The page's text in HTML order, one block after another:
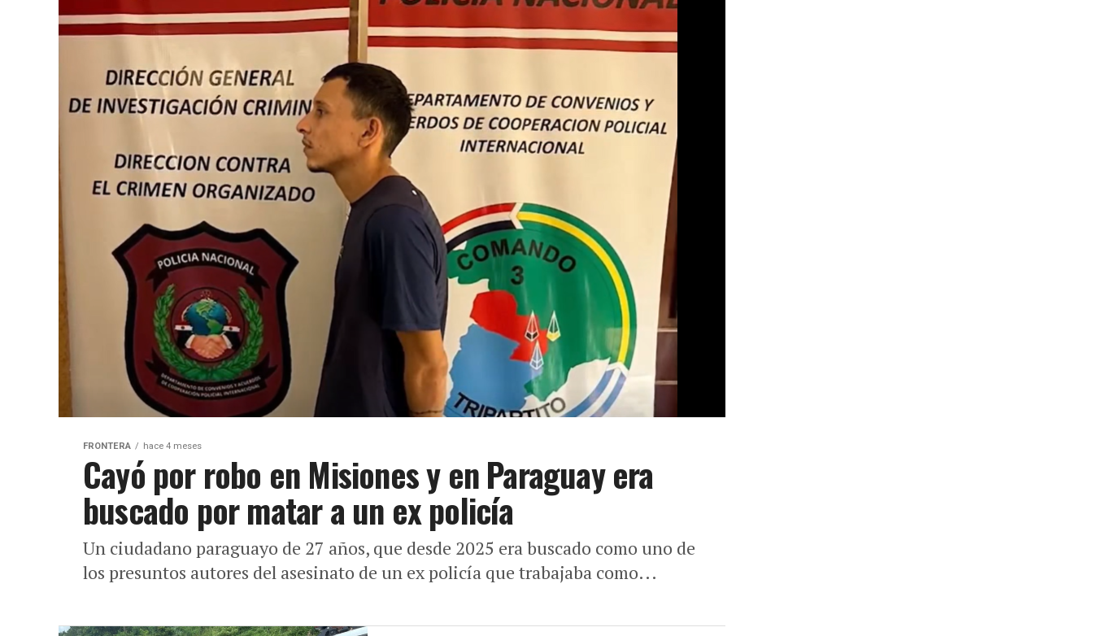
FRONTERA hace 4 meses
Cayó por robo en Misiones y en Paraguay era
buscado por matar a un ex policía
Un ciudadano paraguayo de 27 años, que desde 2025 era buscado como uno de
los presuntos autores del asesinato de un ex policía que trabajaba como...